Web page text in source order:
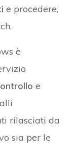
e procedere,
è
e
rilasciati da
sia per le